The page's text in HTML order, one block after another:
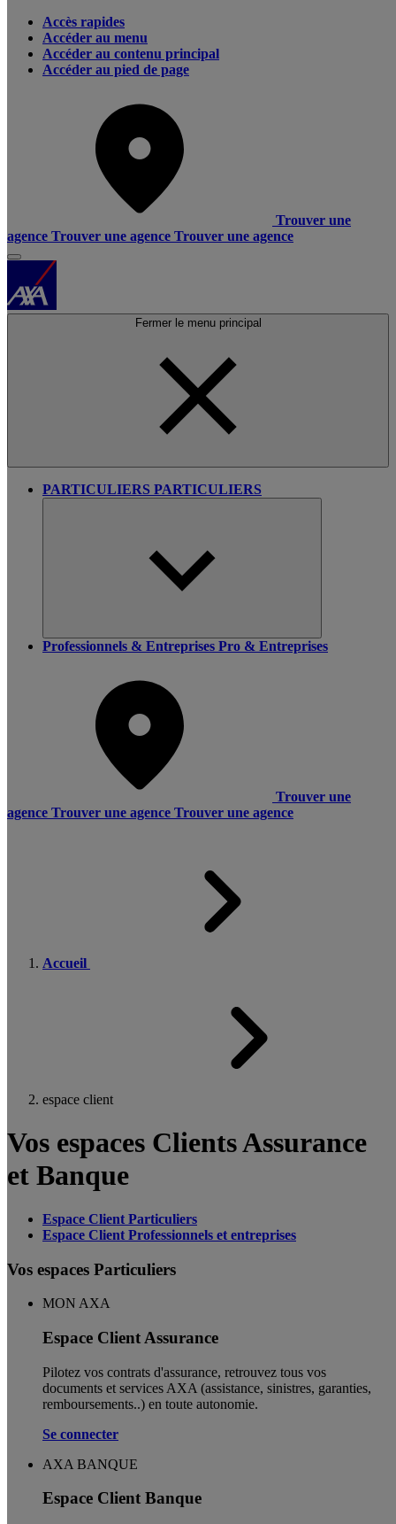
Accès rapides
Accéder au menu
Accéder au contenu principal
Accéder au pied de page
Trouver une
agence Trouver une agence Trouver une agence
Fermer le menu principal
PARTICULIERS PARTICULIERS
Professionnels & Entreprises Pro & Entreprises
Trouver une
agence Trouver une agence Trouver une agence
Accueil
espace client
Vos espaces Clients Assurance
et Banque
Espace Client Particuliers
Espace Client Professionnels et entreprises
Vos espaces Particuliers
MON AXA
Espace Client Assurance
Pilotez vos contrats d'assurance, retrouvez tous vos
documents et services AXA (assistance, sinistres, garanties,
remboursements..) en toute autonomie. ​
Se connecter
AXA BANQUE
Espace Client Banque